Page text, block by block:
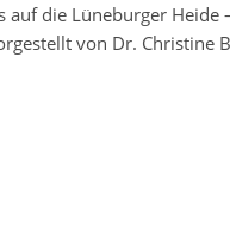
die Lüneburger Heide
von Dr. Christine